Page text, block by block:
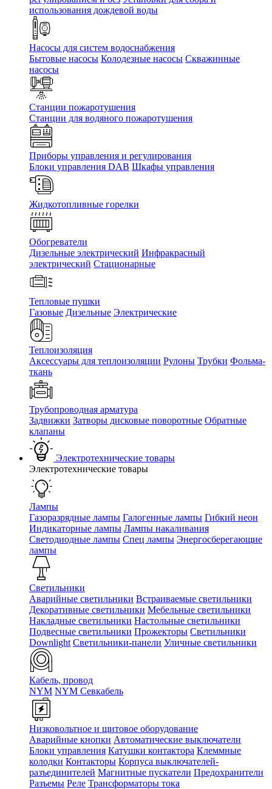
использования дождевой воды
Насосы для систем водоснабжения
Бытовые насосы Колодезные насосы Скважинные
насосы
Станции пожаротушения
Станции для водяного пожаротушения
Приборы управления и регулирования
Блоки управления DAB Шкафы управления
Жидкотопливные горелки
Обогреватели
Дизельные электрический Инфракрасный
электрический Стационарные
Тепловые пушки
Газовые Дизельные Электрические
Теплоизоляция
Аксессуары для теплоизоляции Рулоны Трубки Фольма-
ткань
Трубопроводная арматура
Задвижки Затворы дисковые поворотные Обратные
клапаны
Электротехнические товары
Электротехнические товары
Лампы
Газоразрядные лампы Галогенные лампы Гибкий неон
Индикаторные лампы Лампы накаливания
Светодиодные лампы Спец лампы Энергосберегающие
лампы
Светильники
Аварийные светильники Встраиваемые светильники
Декоративные светильники Мебельные светильники
Накладные светильники Настольные светильники
Подвесные светильники Прожекторы Светильники
Downlight Светильники-панели Уличные светильники
Кабель, провод
NYM NYM Севкабель
Низковольтное и щитовое оборудование
Аварийные кнопки Автоматические выключатели
Блоки управления Катушки контактора Клеммные
колодки Контакторы Корпуса выключателей-
разъединителей Магнитные пускатели Предохранители
Разъемы Реле Трансформаторы тока